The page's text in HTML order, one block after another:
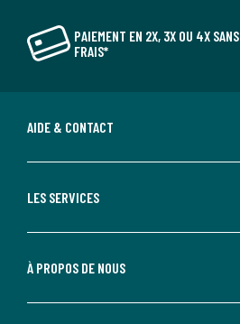
PAIEMENT EN 2X, 3X OU 4X SANS
FRAIS*
AIDE & CONTACT
LES SERVICES
À PROPOS DE NOUS